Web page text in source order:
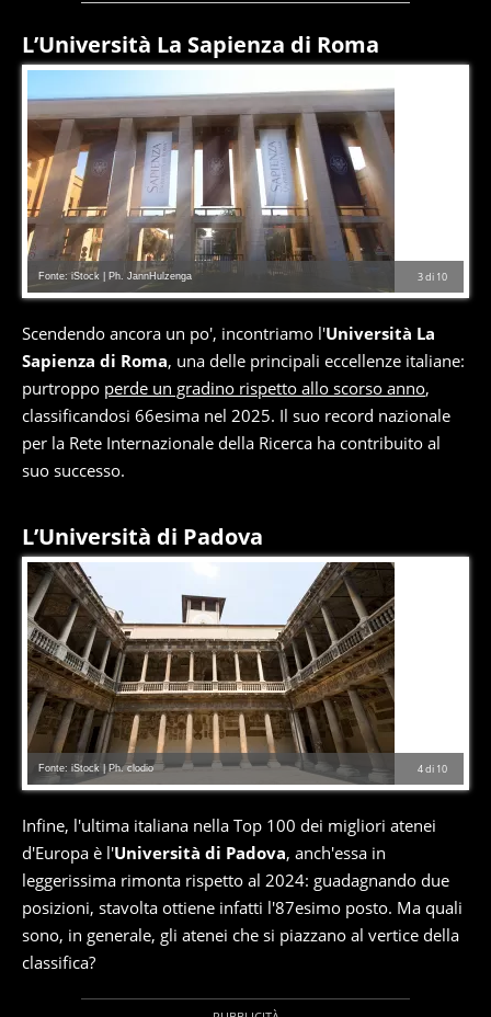
L’Università La Sapienza di Roma
3di 10
Fonte: iStock | Ph. JannHulzenga
Scendendo ancora un po', incontriamo l'Università La
Sapienza di Roma, una delle principali eccellenze italiane:
purtroppo perde un gradino rispetto allo scorso anno,
classificandosi 66esima nel 2025. Il suo record nazionale
per la Rete Internazionale della Ricerca ha contribuito al
suo successo.
L’Università di Padova
4di 10
Fonte: iStock | Ph. clodio
Infine, l'ultima italiana nella Top 100 dei migliori atenei
d'Europa è l'Università di Padova, anch'essa in
leggerissima rimonta rispetto al 2024: guadagnando due
posizioni, stavolta ottiene infatti l'87esimo posto. Ma quali
sono, in generale, gli atenei che si piazzano al vertice della
classifica?